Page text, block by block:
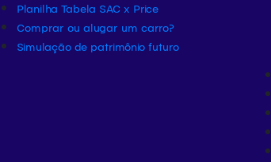
Planilha Tabela SAC x Price
Comprar ou alugar um carro?
Simulação de patrimônio futuro